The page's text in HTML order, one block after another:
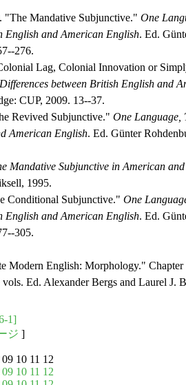
Mandative Subjunctive." One
English and American English. Ed.
276.
Lag, Colonial Innovation or
between British English and
CUP, 2009. 13--37.
Revived Subjunctive." One Language,
American English. Ed. Günter
Mandative Subjunctive in American
1995.
Subjunctive." One
English and American English. Ed.
305.
English: Morphology." Chapter
vols. Ed. Alexander Bergs and Laurel J.
1]
ジ ]
10 11 12
09 10 11 12